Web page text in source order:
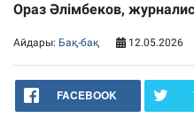
Ораз Әлімбеков,
Айдары: Бақ-бақ 12.05.2026
FACEBOOK